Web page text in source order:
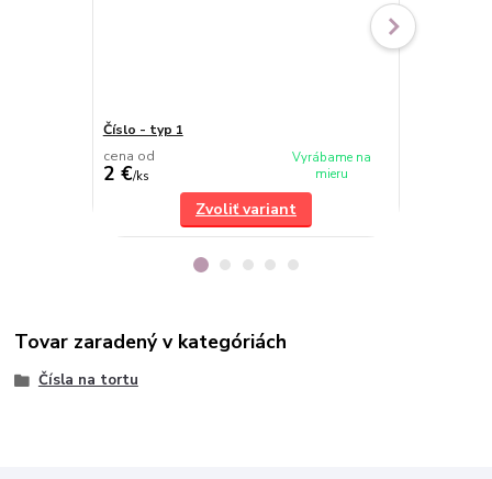
Číslo - typ 1
cena od
2 €/ks
Vyrábame na
mieru
Zvoliť variant
Tovar zaradený v kategóriách
Čísla na tortu